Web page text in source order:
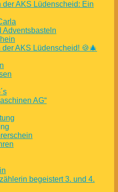
der AKS Lüdenscheid: Ein
Adventsbasteln
AKS Lüdenscheid! 🍪🎄
AG“
begeistert 3. und 4.